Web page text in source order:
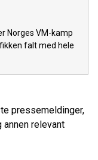
Norges VM-kamp
falt med hele
pressemeldinger,
annen relevant